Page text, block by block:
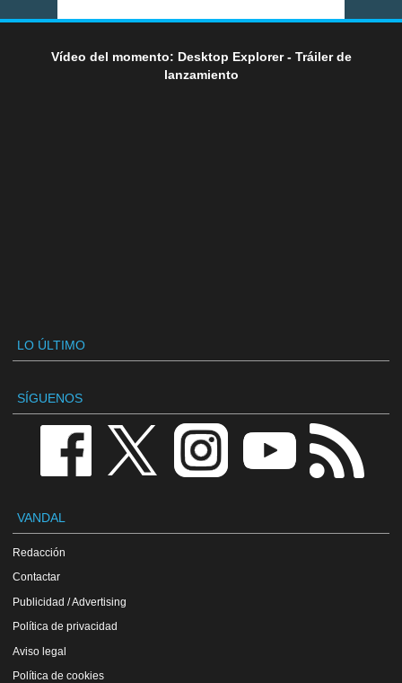
Vídeo del momento: Desktop Explorer - Tráiler de
lanzamiento
LO ÚLTIMO
SÍGUENOS
VANDAL
Redacción
Contactar
Publicidad / Advertising
Política de privacidad
Aviso legal
Política de cookies